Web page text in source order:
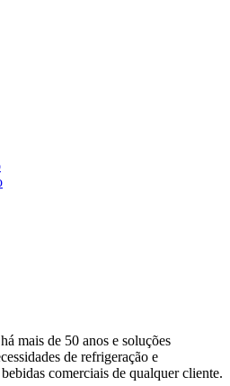
mais de 50 anos e soluções
de refrigeração e
comerciais de qualquer cliente.